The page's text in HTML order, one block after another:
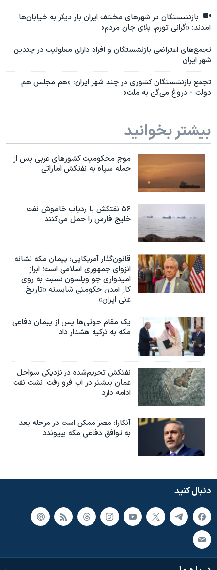
بازنشستگان در شهرهای مختلف ایران بار دیگر به خیابان‌ها
آمدند: «گرانی تورم، بلای جان مردم»
تجمع‌های اعتراضی بازنشستگان و افراد دارای معلولیت در چندین
شهر ایران
تجمع بازنشستگان کشوری در چند شهر ایران؛ «هم مجلس هم
دولت - دروغ می‌گن به ملت»
بیشتر بخوانید
موج محکومیت کشورهای عربی پس از
حمله سپاه به نفتکش اماراتی
۵۶ نفتکش با ردیاب خاموش نفت
خلیج فارس را حمل می‌کنند
قانون‌گذار آمریکایی: پیمان مکه نشانه
انزوای جمهوری اسلامی است؛ ابراز
امیدواری جو ویلسون نسبت به روی
کار آمدن حکومتی شایسته «تاریخ
غنی ایران»
یک مقام حوثی‌ها پس از پیمان دفاعی
مکه به ترکیه هشدار داد
نفتکش تحریم‌شده در نزدیکی سواحل
عمان بیشتر در آب فرو رفت؛ نشت نفت
ادامه دارد
آنکارا: مصر ممکن است در مرحله بعد
به توافق دفاعی مکه بپیوندد
دنبال کنید